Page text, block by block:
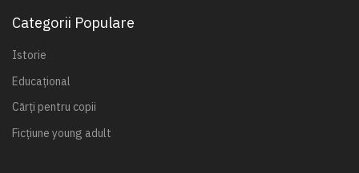
Categorii Populare
Istorie
Educațional
Cărți pentru copii
Ficțiune young adult